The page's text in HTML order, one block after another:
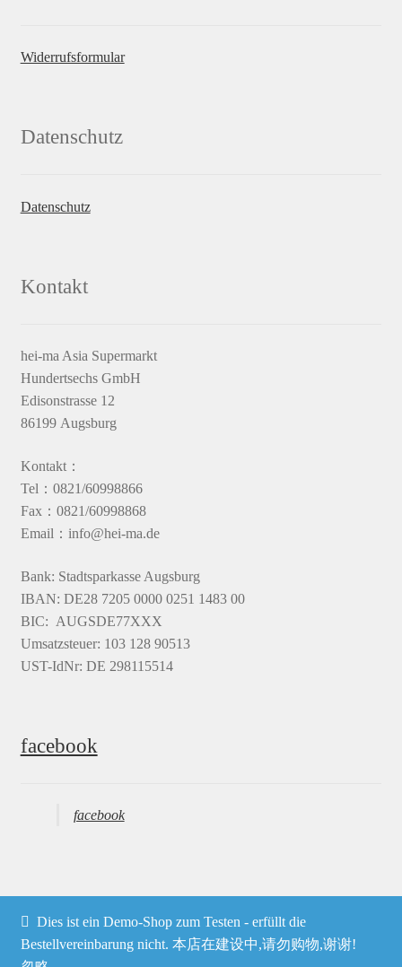
Widerrufsformular
Datenschutz
Datenschutz
Kontakt
hei-ma Asia Supermarkt
Hundertsechs GmbH
Edisonstrasse 12
86199 Augsburg
Kontakt：
Tel：0821/60998866
Fax：0821/60998868
Email：info@hei-ma.de
Bank: Stadtsparkasse Augsburg
IBAN: DE28 7205 0000 0251 1483 00
BIC: AUGSDE77XXX
Umsatzsteuer: 103 128 90513
UST-IdNr: DE 298115514
facebook
facebook
© Heima online 2026
Dies ist ein Demo-Shop zum Testen - erfüllt die
Bestellvereinbarung nicht. 本店在建设中,请勿购物,谢谢!